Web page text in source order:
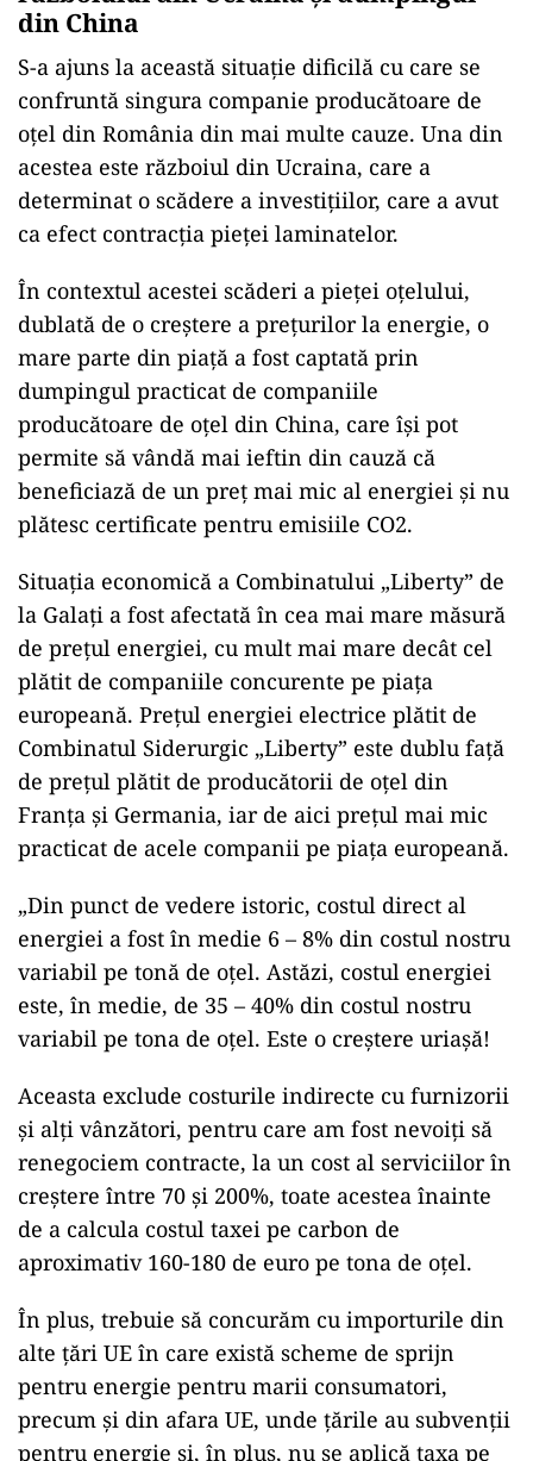
din China
S-a ajuns la această situație dificilă cu care se
confruntă singura companie producătoare de
oțel din România din mai multe cauze. Una din
acestea este războiul din Ucraina, care a
determinat o scădere a investițiilor, care a avut
ca efect contracția pieței laminatelor.
În contextul acestei scăderi a pieței oțelului,
dublată de o creștere a prețurilor la energie, o
mare parte din piață a fost captată prin
dumpingul practicat de companiile
producătoare de oțel din China, care își pot
permite să vândă mai ieftin din cauză că
beneficiază de un preț mai mic al energiei și nu
plătesc certificate pentru emisiile CO2.
Situația economică a Combinatului „Liberty” de
la Galați a fost afectată în cea mai mare măsură
de prețul energiei, cu mult mai mare decât cel
plătit de companiile concurente pe piața
europeană. Prețul energiei electrice plătit de
Combinatul Siderurgic „Liberty” este dublu față
de prețul plătit de producătorii de oțel din
Franța și Germania, iar de aici prețul mai mic
practicat de acele companii pe piața europeană.
„Din punct de vedere istoric, costul direct al
energiei a fost în medie 6 – 8% din costul nostru
variabil pe tonă de oțel. Astăzi, costul energiei
este, în medie, de 35 – 40% din costul nostru
variabil pe tona de oțel. Este o creștere uriașă!
Aceasta exclude costurile indirecte cu furnizorii
și alți vânzători, pentru care am fost nevoiți să
renegociem contracte, la un cost al serviciilor în
creștere între 70 și 200%, toate acestea înainte
de a calcula costul taxei pe carbon de
aproximativ 160-180 de euro pe tona de oțel.
În plus, trebuie să concurăm cu importurile din
alte țări UE în care există scheme de sprijn
pentru energie pentru marii consumatori,
precum și din afara UE, unde țările au subvenții
pentru energie și, în plus, nu se aplică taxa pe